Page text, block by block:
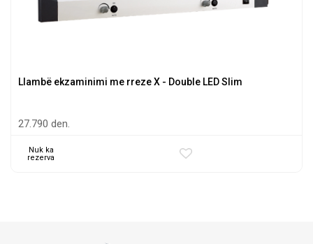
Llambë ekzaminimi me rreze X - Double LED Slim
27.790 den.
Nuk ka
rezerva